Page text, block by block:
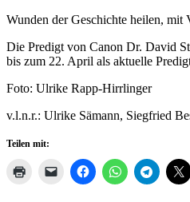
Wunden der Geschichte heilen, mit
Die Predigt von Canon Dr. David
bis zum 22. April als aktuelle
Foto: Ulrike Rapp-Hirrlinger
v.l.n.r.: Ulrike Sämann, Siegfried
Teilen mit: